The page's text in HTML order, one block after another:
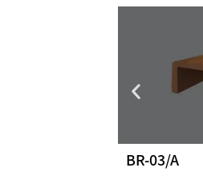
BR-03/A